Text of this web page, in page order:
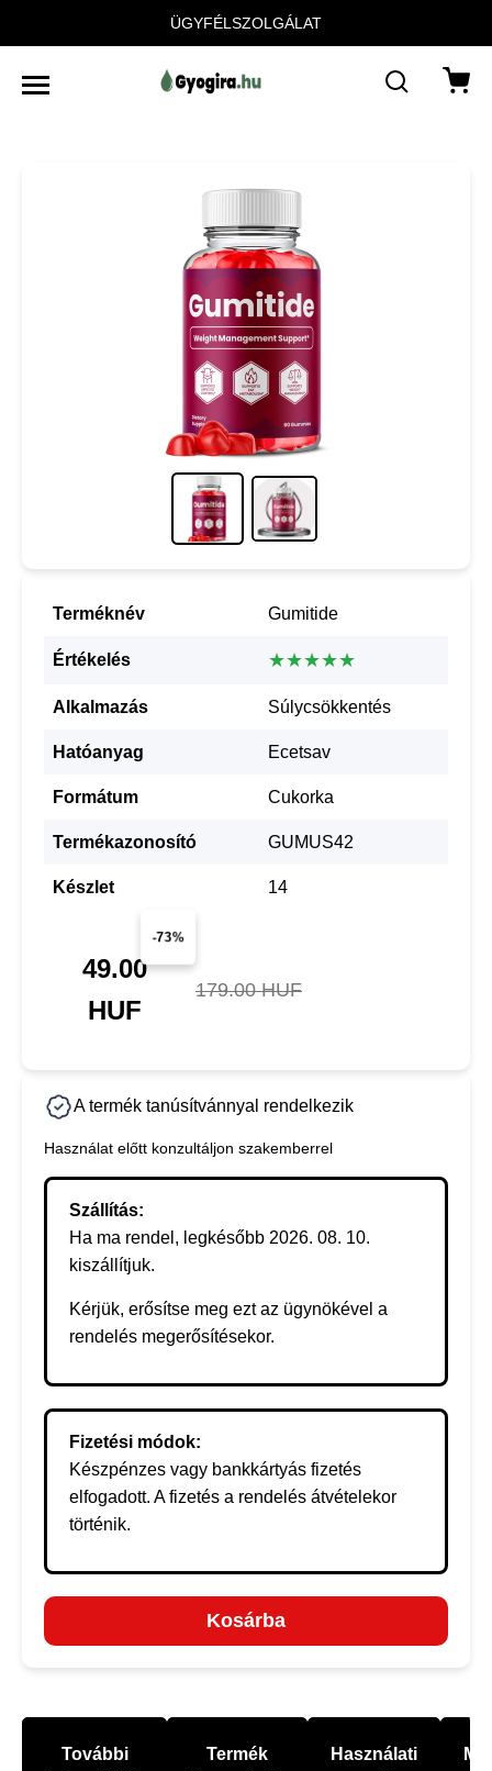
ÜGYFÉLSZOLGÁLAT
Terméknév Gumitide
Értékelés ★★★★★
Alkalmazás Súlycsökkentés
Hatóanyag Ecetsav
Formátum Cukorka
Termékazonosító GUMUS42
Készlet 14
-73%
49.00
HUF
179.00 HUF
A termék tanúsítvánnyal rendelkezik
Használat előtt konzultáljon szakemberrel
Szállítás:
Ha ma rendel, legkésőbb 2026. 08. 10.
kiszállítjuk.
Kérjük, erősítse meg ezt az ügynökével a
rendelés megerősítésekor.
Fizetési módok:
Készpénzes vagy bankkártyás fizetés
elfogadott. A fizetés a rendelés átvételekor
történik.
Kosárba
További
Termék
Használati